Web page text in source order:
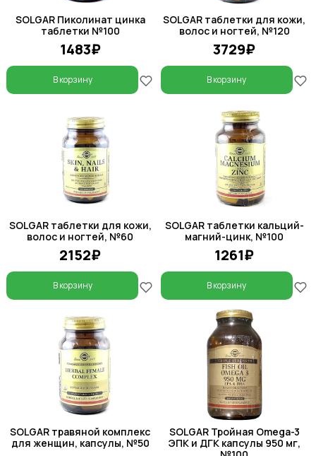
SOLGAR Пиколинат цинка
таблетки №100
1483₽
В корзину
SOLGAR таблетки для кожи,
волос и ногтей, №120
3729₽
В корзину
SOLGAR таблетки для кожи,
волос и ногтей, №60
2152₽
В корзину
SOLGAR таблетки кальций-
магний-цинк, №100
1261₽
В корзину
SOLGAR травяной комплекс
для женщин, капсулы, №50
SOLGAR Тройная Omega-3
ЭПК и ДГК капсулы 950 мг,